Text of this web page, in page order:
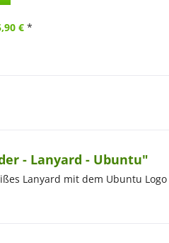
€ *
- Lanyard - Ubuntu"
Lanyard mit dem Ubuntu